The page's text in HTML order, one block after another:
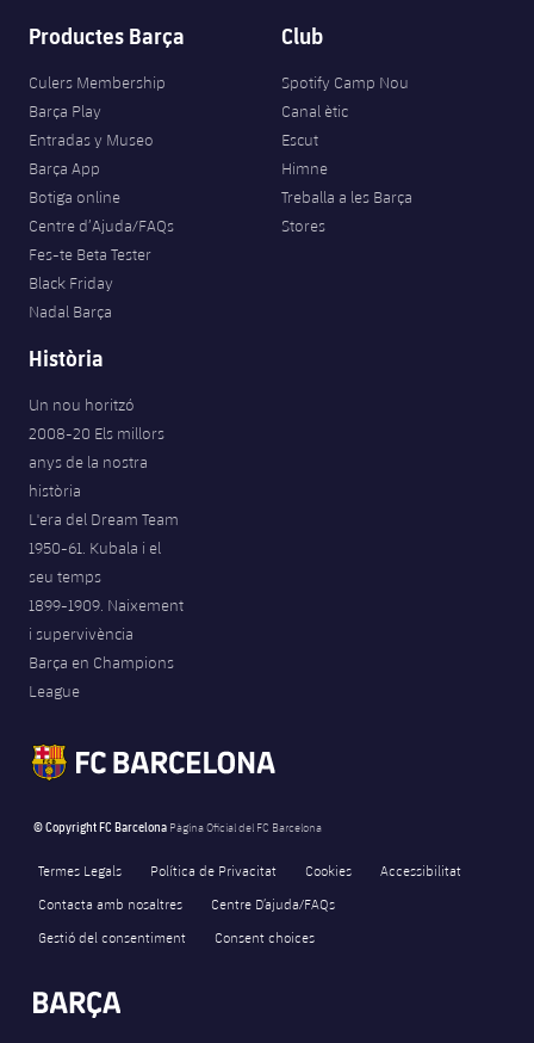
Productes Barça
Culers Membership
Barça Play
Entradas y Museo
Barça App
Botiga online
Centre d’Ajuda/FAQs
Fes-te Beta Tester
Black Friday
Nadal Barça
Club
Spotify Camp Nou
Canal ètic
Escut
Himne
Treballa a les Barça
Stores
Història
Un nou horitzó
2008-20 Els millors
anys de la nostra
història
L'era del Dream Team
1950-61. Kubala i el
seu temps
1899-1909. Naixement
i supervivència
Barça en Champions
League
© Copyright FC Barcelona Pàgina Oficial del FC Barcelona
Termes Legals Política de Privacitat Cookies
Accessibilitat
Contacta amb nosaltres
Centre D’ajuda/FAQs
Gestió del consentiment
Consent choices